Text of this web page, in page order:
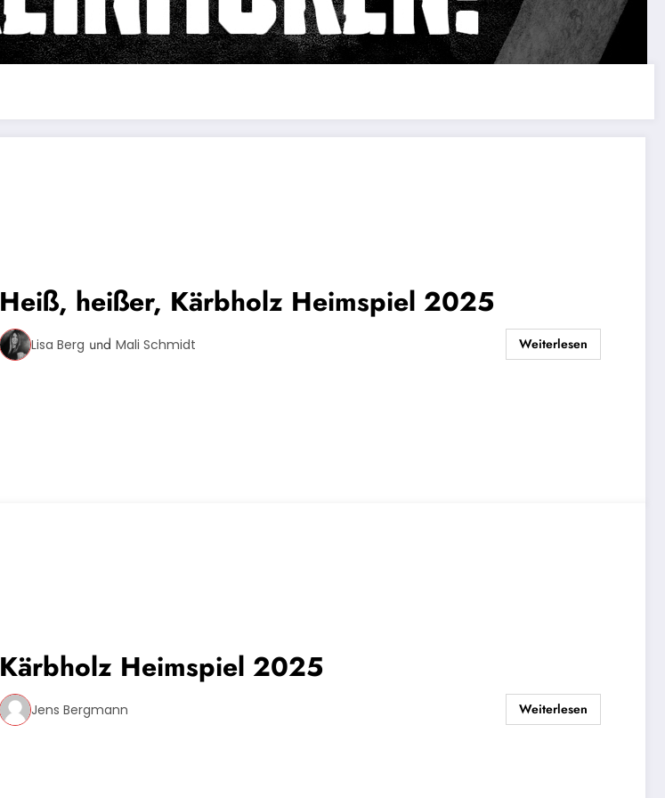
Heiß, heißer, Kärbholz Heimspiel 2025
Lisa Berg undMali Schmidt Weiterlesen
Kärbholz Heimspiel 2025
Jens Bergmann Weiterlesen